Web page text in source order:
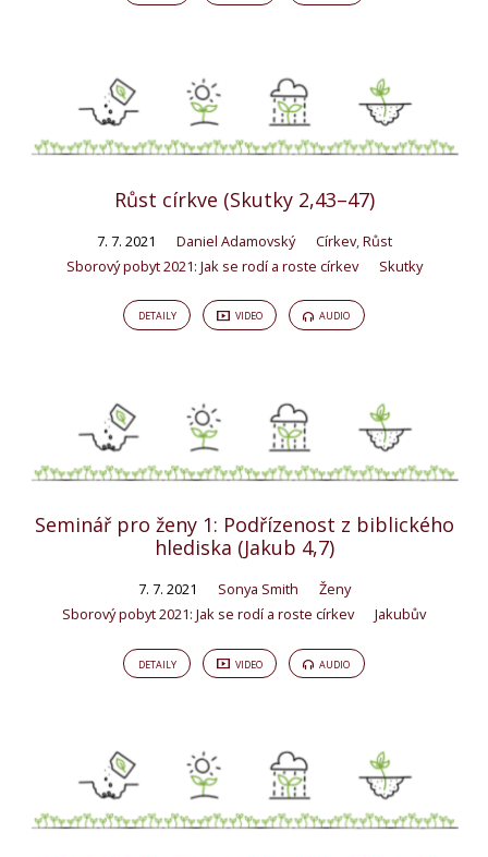
Růst církve (Skutky 2,43–47)
7. 7. 2021 Daniel Adamovský Církev,Růst
Sborový pobyt 2021: Jak se rodí a roste církev
Skutky
DETAILY VIDEO AUDIO
Seminář pro ženy 1: Podřízenost z biblického
hlediska (Jakub 4,7)
7. 7. 2021 Sonya Smith
Ženy
Sborový pobyt 2021: Jak se rodí a roste církev
Jakubův
DETAILY VIDEO AUDIO